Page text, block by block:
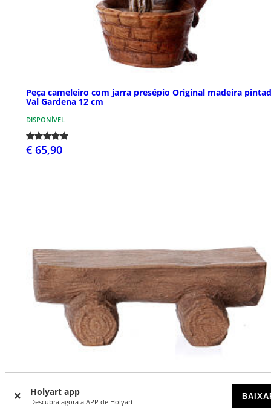
Holyart app
Descubra agora a APP de Holyart
Peça cameleiro com jarra presépio Original madeira
Val Gardena 12 cm
DISPONÍVEL
€ 65,90